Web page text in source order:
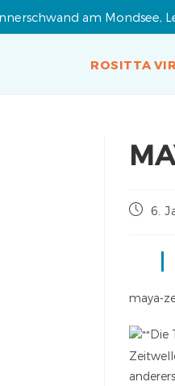
am Mondsee,
ROSITTA
6.
maya-
Die